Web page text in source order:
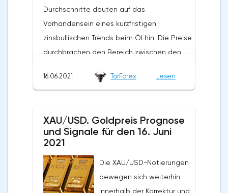
Durchschnitte deuten auf das
Vorhandensein eines kurzfristigen
zinsbullischen Trends beim Öl hin. Die Preise
durchbrachen den Bereich zwischen den
von Käufern des "Schwarzen Goldes" und
Niveaus hinweist. Im Moment ist ein
Versuch zu erwarten, eine Korrektur zu
in der Nähe des Bereichs von 73,35 Dollar
pro Barrel zu testen. Weiter, die
16.06.2021 TorForex Lesen
XAU/USD. Goldpreis Prognose
und Signale für den 16. Juni
2021
Die XAU/USD-Notierungen
bewegen sich weiterhin
innerhalb der Korrektur und